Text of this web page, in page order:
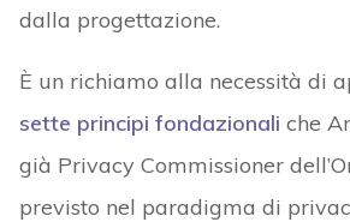
dalla progettazione.
È un richiamo alla necessità di
sette principi fondazionali che
già Privacy Commissioner
previsto nel paradigma di